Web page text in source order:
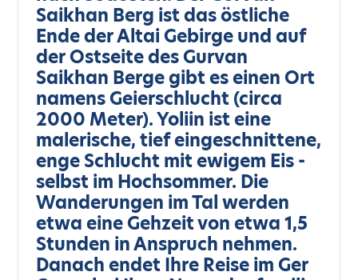
Saikhan Berg ist das östliche
Ende der Altai Gebirge und auf
der Ostseite des Gurvan
Saikhan Berge gibt es einen Ort
namens Geierschlucht (circa
2000 Meter). Yoliin ist eine
malerische, tief eingeschnittene,
enge Schlucht mit ewigem Eis -
selbst im Hochsommer. Die
Wanderungen im Tal werden
etwa eine Gehzeit von etwa 1,5
Stunden in Anspruch nehmen.
Danach endet Ihre Reise im Ger